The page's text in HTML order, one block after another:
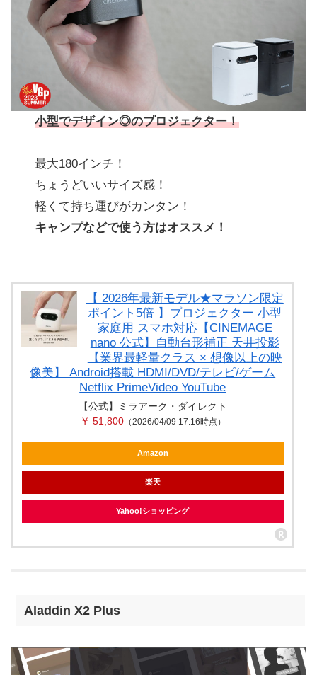
小型でデザイン◎のプロジェクター！
最大180インチ！
ちょうどいいサイズ感！
軽くて持ち運びがカンタン！
キャンプなどで使う方はオススメ！
【 2026年最新モデル★マラソン限定
ポイント5倍 】プロジェクター 小型
家庭用 スマホ対応【CINEMAGE
nano 公式】自動台形補正 天井投影
【業界最軽量クラス × 想像以上の映
像美】 Android搭載 HDMI/DVD/テレビ/ゲーム
Netflix PrimeVideo YouTube
【公式】ミラアーク・ダイレクト
￥ 51,800（2026/04/09 17:16時点）
Amazon
楽天
Yahoo!ショッピング
Aladdin X2 Plus